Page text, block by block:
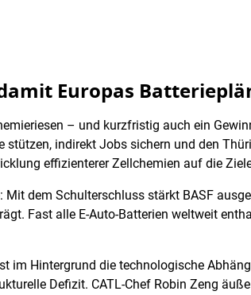
Europas
– und kurzfristig auch ein
indirekt Jobs sichern und den
effizienterer Zellchemien auf die
dem Schulterschluss stärkt BASF
Fast alle E-Auto-Batterien weltweit
im Hintergrund die technologische
Defizit. CATL-Chef Robin Zeng